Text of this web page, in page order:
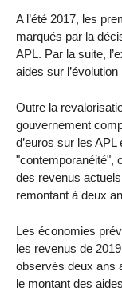
A l’été 2017, les
marqués par la
APL. Par la suite,
aides sur
Outre la
gouvernement
d’euros sur les APL
"contemporanéité",
des revenus
remontant à deux
Les économies
les revenus de
observés deux ans
le montant des